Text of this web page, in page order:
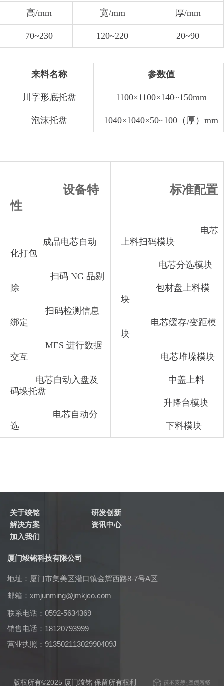
高/mm 宽/mm 厚/mm
70~230 120~220 20~90
来料名称 参数值
川字形底托盘 1100×1100×140~150mm
泡沫托盘 1040×1040×50~100（厚）mm
设备特
性
标准配置
成品电芯自动
化打包
扫码 NG 品剔
除
扫码检测信息
绑定
MES 进行数据
交互
电芯自动入盘及
码垛托盘
电芯自动分
选
电芯
上料扫码模块
电芯分选模块
包材盘上料模
块
电芯缓存/变距模
块
电芯堆垛模块
中盖上料
升降台模块
下料模块
关于竣铭
研发创新
解决方案
资讯中心
加入我们
厦门竣铭科技有限公司
地址：厦门市集美区灌口镇金辉西路8-7号A区
邮箱： xmjunming@jmkjco.com
联系电话：0592-5634369
销售电话：18120793999
营业执照：91350211302990409J
版权所有©2025 厦门竣铭 保留所有权利